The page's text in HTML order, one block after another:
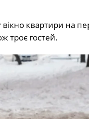
квартири на
троє гостей.